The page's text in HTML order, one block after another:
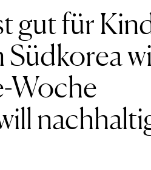
gut für
Woche